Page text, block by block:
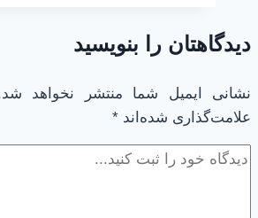
|
|
عادت‌ها
دیدگاهتان را بنویسید
نشانی ایمیل شما منتشر نخواهد
علامت‌گذاری شده‌اند *